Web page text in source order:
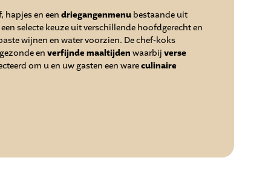
hapjes en eendriegangenmenu bestaande uit
selecte keuze uit verschillende hoofdgerecht en
wijnen en water voorzien. De chef-koks
enverfijnde maaltijden waarbijverse
om u en uw gasten een wareculinaire